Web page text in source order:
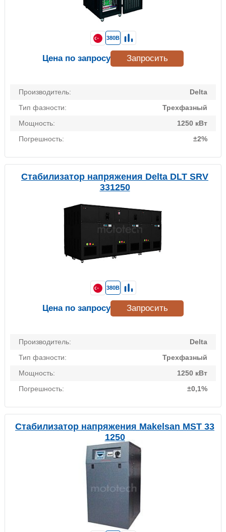
Производитель:
Delta
Тип фазности:
Трехфазный
Мощность:
1250 кВт
Погрешность:
±2%
380В
Цена по запросу Запросить
Стабилизатор напряжения Delta DLT SRV
331250
Производитель:
Delta
Тип фазности:
Трехфазный
Мощность:
1250 кВт
Погрешность:
±0,1%
380В
Цена по запросу Запросить
Стабилизатор напряжения Makelsan MST 33
1250